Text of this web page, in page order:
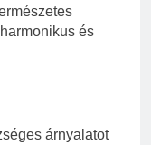
és
árnyalatot